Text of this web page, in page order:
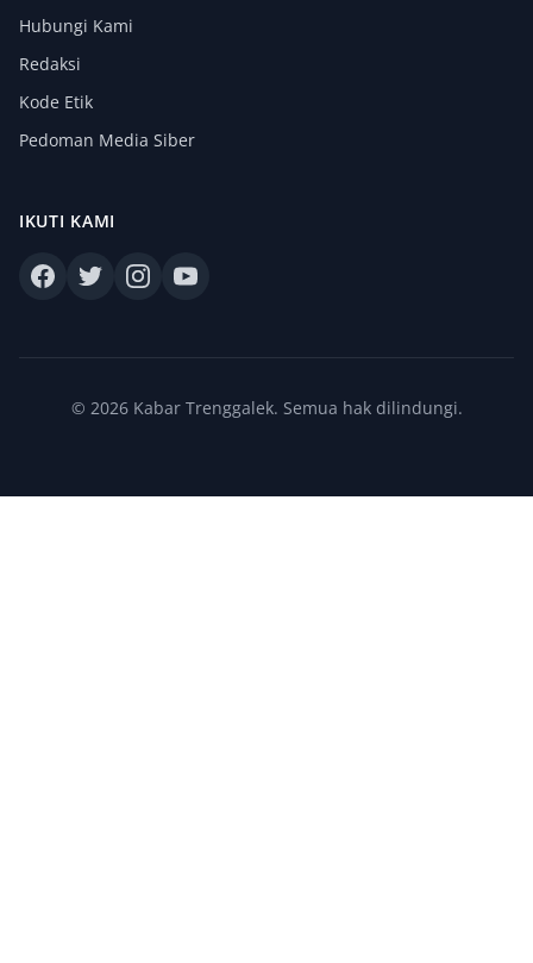
Hubungi Kami
Redaksi
Kode Etik
Pedoman Media Siber
IKUTI KAMI
© 2026 Kabar Trenggalek. Semua hak dilindungi.